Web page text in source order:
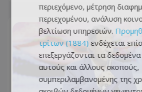
περιεχόμενο, μέτρηση
περιεχομένου, ανάλυση
βελτίωση υπηρεσιών.
τρίτων (1884) ενδέχεται
επεξεργάζονται τα
αυτούς και άλλους σκοπούς,
συμπεριλαμβανομένης της